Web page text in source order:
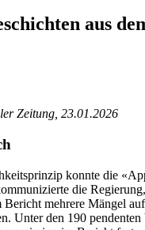
aus
Zeitung, 23.01.2026
konnte die
die
mehrere Mängel
Unter den 190